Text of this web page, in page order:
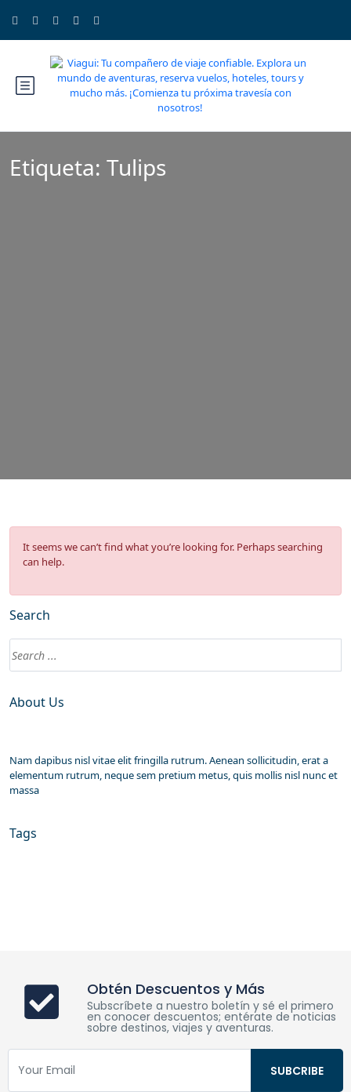
Etiqueta: Tulips
It seems we can’t find what you’re looking for. Perhaps searching
can help.
Search
About Us
Nam dapibus nisl vitae elit fringilla rutrum. Aenean sollicitudin, erat a
elementum rutrum, neque sem pretium metus, quis mollis nisl nunc et
massa
Tags
Obtén Descuentos y Más
Subscríbete a nuestro boletín y sé el primero
en conocer descuentos; entérate de noticias
sobre destinos, viajes y aventuras.